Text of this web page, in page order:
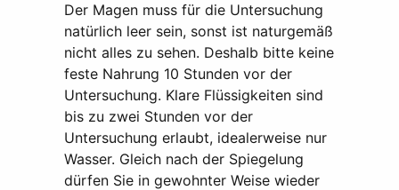
Der Magen muss für die Untersuchung
natürlich leer sein, sonst ist naturgemäß
nicht alles zu sehen. Deshalb bitte keine
feste Nahrung 10 Stunden vor der
Untersuchung. Klare Flüssigkeiten sind
bis zu zwei Stunden vor der
Untersuchung erlaubt, idealerweise nur
Wasser. Gleich nach der Spiegelung
dürfen Sie in gewohnter Weise wieder